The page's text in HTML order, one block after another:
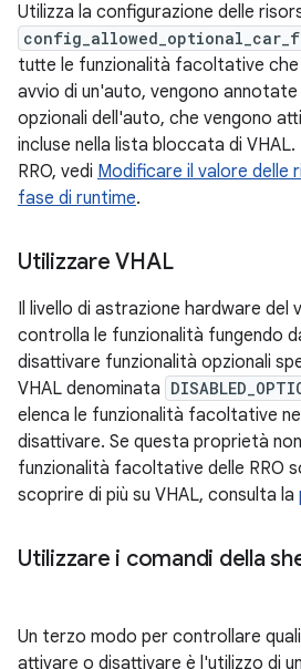
Utilizza la configurazione delle
tutte le funzionalità facoltative che
avvio di un'auto, vengono
opzionali dell'auto, che vengono
incluse nella lista bloccata di VHAL.
RRO, vedi Modificare il valore delle
fase di runtime.
Utilizzare VHAL
Il livello di astrazione hardware del
controlla le funzionalità fungendo
disattivare funzionalità opzionali
VHAL denominata
elenca le funzionalità facoltative
disattivare. Se questa proprietà
funzionalità facoltative delle RRO
scoprire di più su VHAL, consulta la
Utilizzare i comandi della
Un terzo modo per controllare
attivare o disattivare è l'utilizzo di